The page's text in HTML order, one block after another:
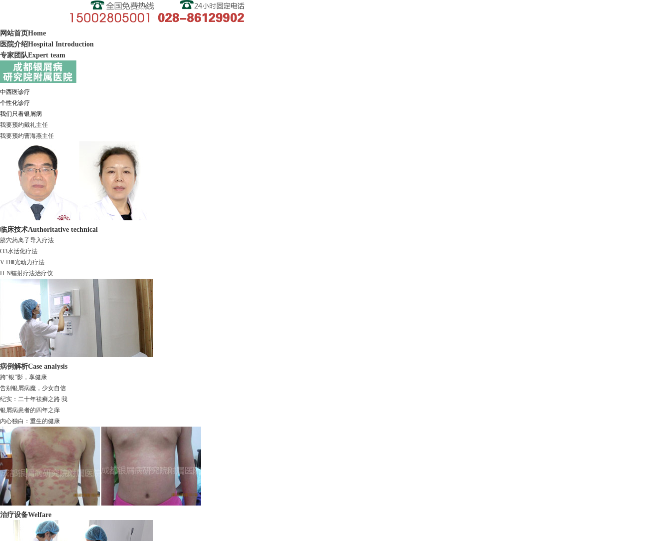
网站首页Home
医院介绍Hospital Introduction
专家团队Expert team
中西医诊疗
个性化诊疗
我们只看银屑病
我要预约戴礼主任
我要预约曹海燕主任
临床技术Authoritative technical
脐穴药离子导入疗法
O3水活化疗法
V-DⅢ光动力疗法
H-N镭射疗法治疗仪
病例解析Case analysis
跨“银”影，享健康
告别银屑病魔，少女自信
纪实：二十年祛癣之路 我
银屑病患者的四年之痒
内心独白：重生的健康
治疗设备Welfare